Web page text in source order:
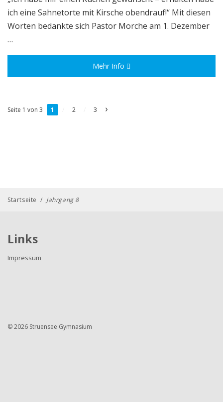
ich eine Sahnetorte mit Kirsche obendrauf!“ Mit diesen
Worten bedankte sich Pastor Morche am 1. Dezember
…
Mehr Info
Seite 1 von 3 1 2 3 ›
Startseite / Jahrgang 8
Links
Impressum
© 2026 Struensee Gymnasium